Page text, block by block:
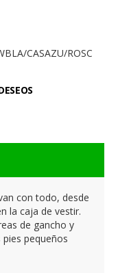
CASAZU/ROSC
con todo, desde
la caja de vestir.
de gancho y
pequeños